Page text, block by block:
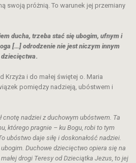
swoją próżnią. To warunek jej przemiany
ducha, trzeba stać się ubogim, ufnym i
[…] odrodzenie nie jest niczym innym
.
Krzyża i do małej świętej o. Maria
pomiędzy nadzieją, ubóstwem i
cnotę nadziei z duchowym ubóstwem. Ta
którego pragnie – ku Bogu, robi to tym
ubóstwo daje siłę i doskonałość nadziei.
Duchowe dziecięctwo opiera się na
drogi Teresy od Dzieciątka Jezus, to jej